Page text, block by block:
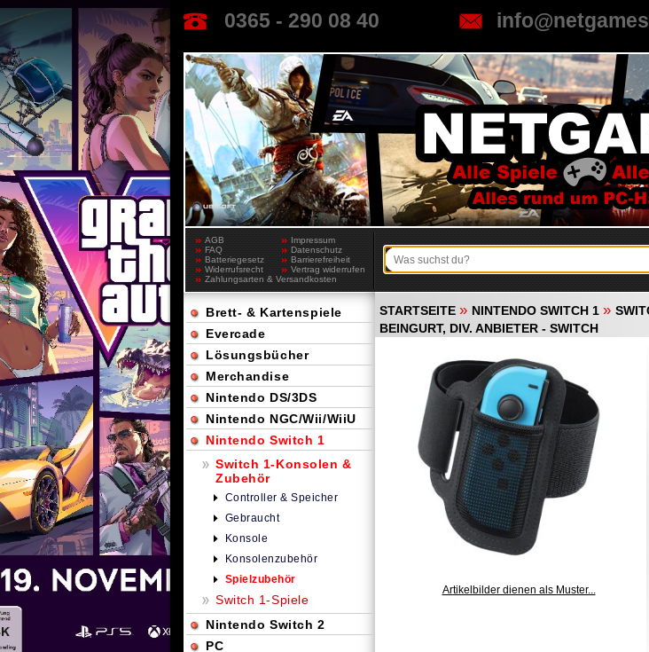
0365 - 290 08 40
AGB
Impressum
FAQ
Datenschutz
Batteriegesetz
Barrierefreiheit
Widerrufsrecht
Vertrag widerrufen
Zahlungsarten & Versandkosten
STARTSEITE » NINTENDO SWITCH 1 »
BEINGURT, DIV. ANBIETER - SWITCH
Artikelbilder dienen als Muster...
Brett- & Kartenspiele
Evercade
Lösungsbücher
Merchandise
Nintendo DS/3DS
Nintendo NGC/Wii/WiiU
Nintendo Switch 1
Switch 1-Konsolen &
Zubehör
Controller & Speicher
Gebraucht
Konsole
Konsolenzubehör
Spielzubehör
Switch 1-Spiele
Nintendo Switch 2
PC